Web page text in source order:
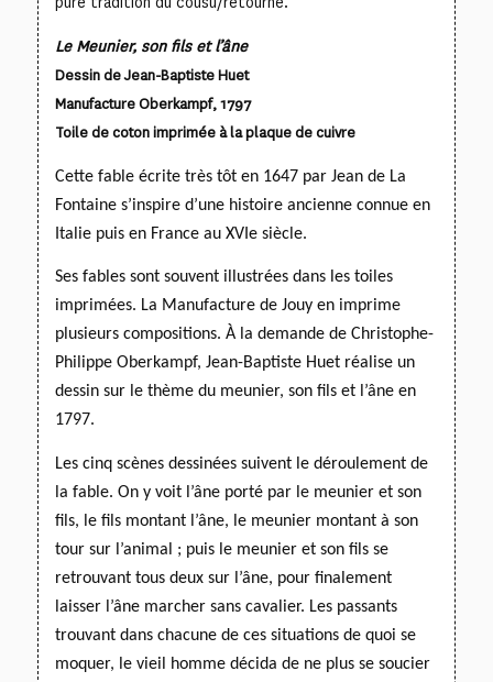
Le Meunier, son fils et l’âne
Dessin de Jean-Baptiste Huet
Manufacture Oberkampf, 1797
Toile de coton imprimée à la plaque de cuivre
Cette fable écrite très tôt en 1647 par Jean de La
Fontaine s’inspire d’une histoire ancienne connue en
Italiepuis en France au XVIe siècle.
Ses fables sont souvent illustrées dans les toiles
imprimées. La Manufacture de Jouy en imprime
plusieurs compositions. À la demande de Christophe-
Philippe Oberkampf, Jean-Baptiste Huet réalise un
dessin sur le thème du meunier, son fils et l’âne en
1797.
Les cinq scènes dessinées suivent le déroulement de
la fable. On y voit l’âne porté par le meunier et son
fils, le fils montant l’âne, le meunier montant à son
tour sur l’animal ; puis le meunier et son fils se
retrouvant tous deux sur l’âne, pour finalement
laisser l’âne marcher sans cavalier. Les passants
trouvant dans chacune de ces situations de quoi se
moquer, le vieil homme décida de ne plus se soucier